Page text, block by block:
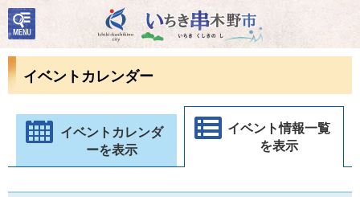
いちき串木野市
検
索・
共通
ューイベントカレンダー
イベントカレンダ
ーを表示
イベント情報一覧
を表示